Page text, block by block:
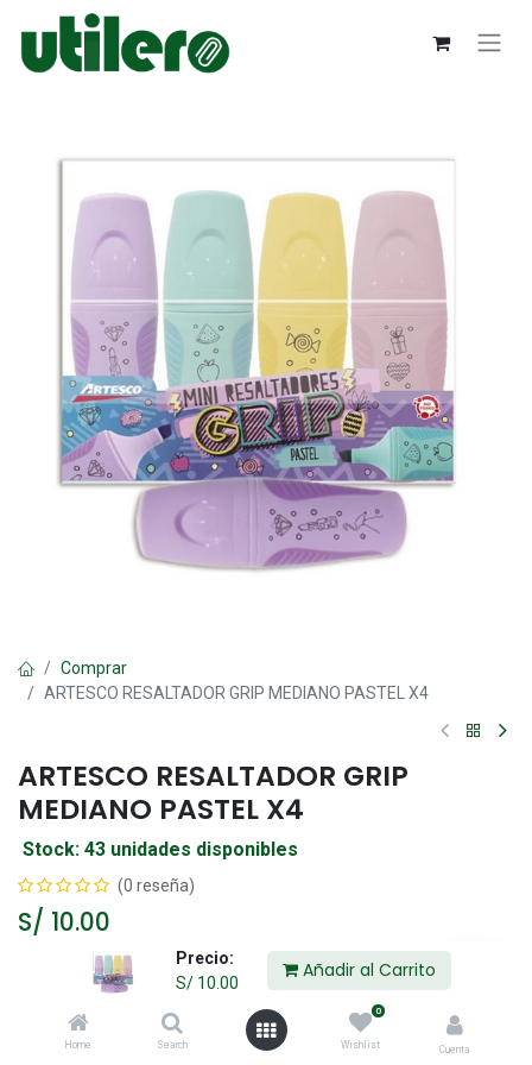
Precio:
S/ 10.00
Añadir al Carrito
Home Search
0
Wishlist Cuenta
Comprar
ARTESCO RESALTADOR GRIP MEDIANO PASTEL X4
ARTESCO RESALTADOR GRIP
MEDIANO PASTEL X4
Stock: 43 unidades disponibles
(0 reseña)
S/ 10.00
Añadir al Carrito
Agregar a la lista de deseos